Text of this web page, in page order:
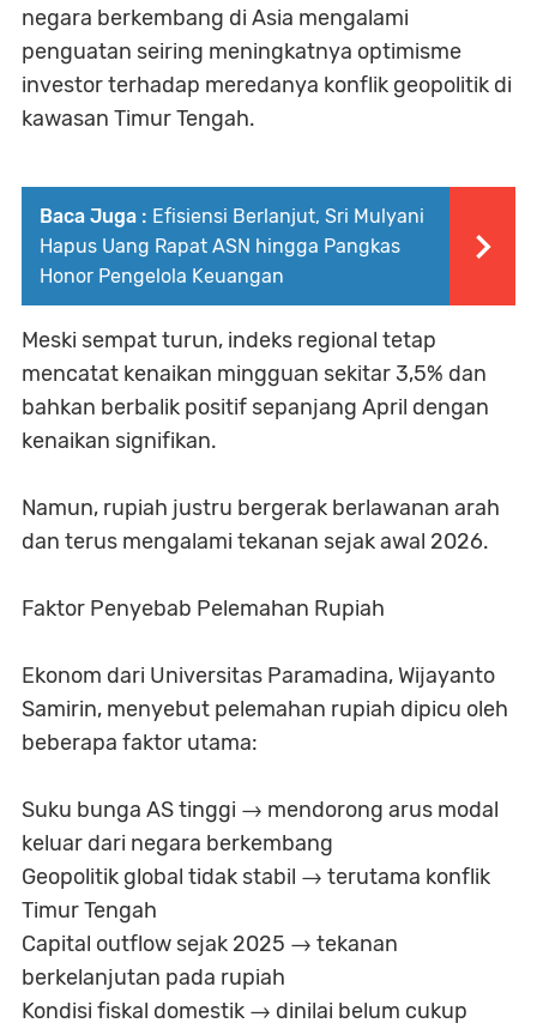
negara berkembang di Asia mengalami
penguatan seiring meningkatnya optimisme
investor terhadap meredanya konflik geopolitik di
kawasan Timur Tengah.
Baca Juga : Efisiensi Berlanjut, Sri Mulyani
Hapus Uang Rapat ASN hingga Pangkas
Honor Pengelola Keuangan
Meski sempat turun, indeks regional tetap
mencatat kenaikan mingguan sekitar 3,5% dan
bahkan berbalik positif sepanjang April dengan
kenaikan signifikan.
Namun, rupiah justru bergerak berlawanan arah
dan terus mengalami tekanan sejak awal 2026.
Faktor Penyebab Pelemahan Rupiah
Ekonom dari Universitas Paramadina, Wijayanto
Samirin, menyebut pelemahan rupiah dipicu oleh
beberapa faktor utama:
Suku bunga AS tinggi → mendorong arus modal
keluar dari negara berkembang
Geopolitik global tidak stabil → terutama konflik
Timur Tengah
Capital outflow sejak 2025 → tekanan
berkelanjutan pada rupiah
Kondisi fiskal domestik → dinilai belum cukup